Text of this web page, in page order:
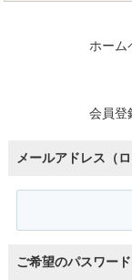
ホーム
会員登
メールアドレス（ロ
ご希望のパスワード